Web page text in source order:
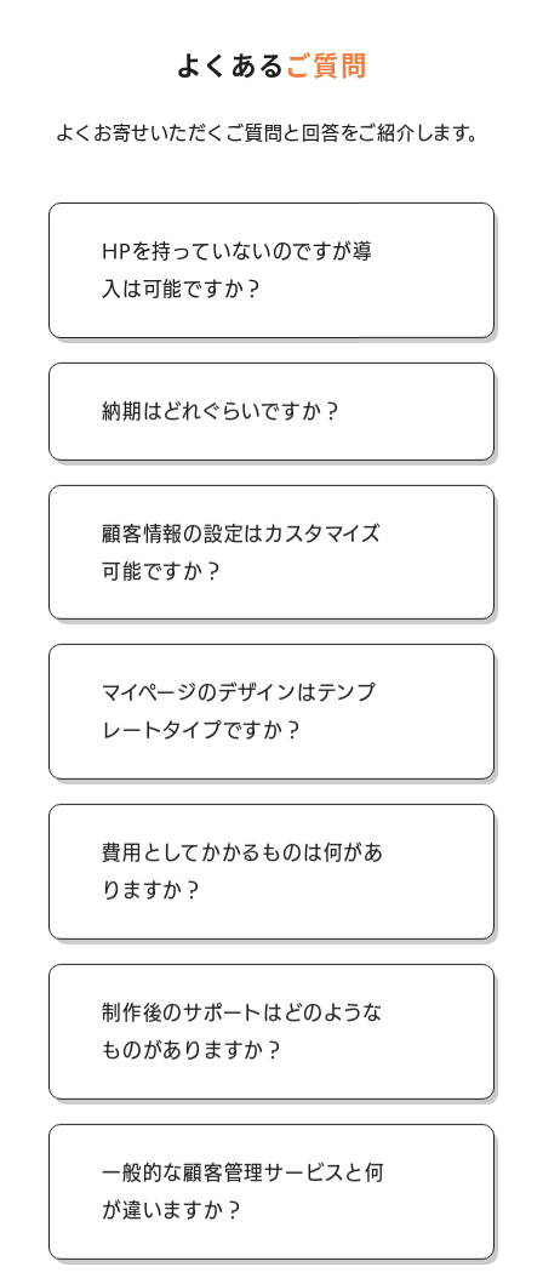
よくあるご質問
よくお寄せいただくご質問と回答をご紹介します。
HPを持っていないのですが導
入は可能ですか？
スですが、無くても導入可能です。
納期はどれぐらいですか？
顧客情報の設定はカスタマイズ
可能ですか？
客台帳に沿って検討いただけます。
マイページのデザインはテンプ
レートタイプですか？
ます。
費用としてかかるものは何があ
りますか？
バー代金のみです。お客様のご希望がな
い場合に月額の保守費用は必須ではあり
制作後のサポートはどのような
ものがありますか？
の管理、軽微な修正などお客様のご要望
に応じた月額費用を見積致します。ご入
一般的な顧客管理サービスと何
が違いますか？